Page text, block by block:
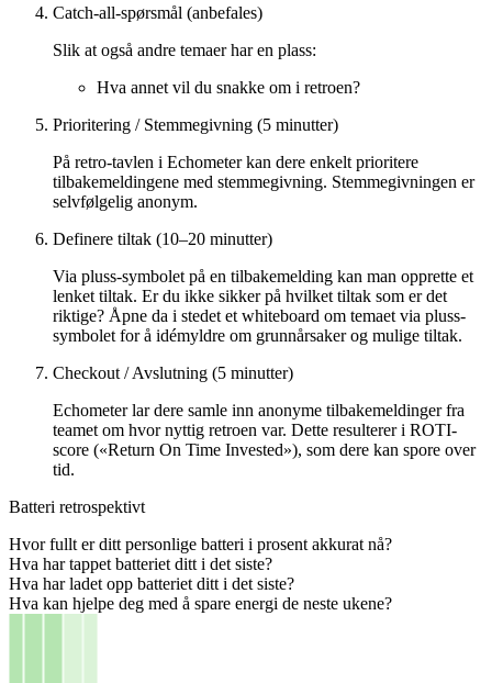
Catch-all-spørsmål (anbefales)
Slik at også andre temaer har en plass:
Hva annet vil du snakke om i retroen?
Prioritering / Stemmegivning (5 minutter)
På retro-tavlen i Echometer kan dere enkelt prioritere
tilbakemeldingene med stemmegivning. Stemmegivningen er
selvfølgelig anonym.
Definere tiltak (10–20 minutter)
Via pluss-symbolet på en tilbakemelding kan man opprette et
lenket tiltak. Er du ikke sikker på hvilket tiltak som er det
riktige? Åpne da i stedet et whiteboard om temaet via pluss-
symbolet for å idémyldre om grunnårsaker og mulige tiltak.
Checkout / Avslutning (5 minutter)
Echometer lar dere samle inn anonyme tilbakemeldinger fra
teamet om hvor nyttig retroen var. Dette resulterer i ROTI-
score («Return On Time Invested»), som dere kan spore over
tid.
Batteri retrospektivt
Hvor fullt er ditt personlige batteri i prosent akkurat nå?
Hva har tappet batteriet ditt i det siste?
Hva har ladet opp batteriet ditt i det siste?
Hva kan hjelpe deg med å spare energi de neste ukene?